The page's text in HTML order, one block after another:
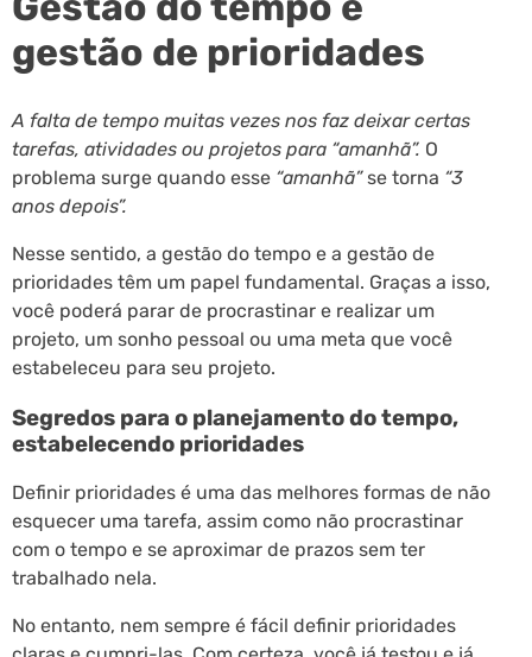
gestão de prioridades
A falta de tempo muitas vezes nos faz deixar certas
tarefas, atividades ou projetos para “amanhã”. O
problema surge quando esse “amanhã”se torna “3
anos depois”.
Nesse sentido, a gestão do tempo e a gestão de
prioridades têm um papel fundamental. Graças a isso,
você poderá parar de procrastinar e realizar um
projeto, um sonho pessoal ou uma meta que você
estabeleceu para seu projeto.
Segredos para o planejamento do tempo,
estabelecendo prioridades
Definir prioridades é uma das melhores formas de não
esquecer uma tarefa, assim como não procrastinar
com o tempo e se aproximar de prazos sem ter
trabalhado nela.
No entanto, nem sempre é fácil definir prioridades